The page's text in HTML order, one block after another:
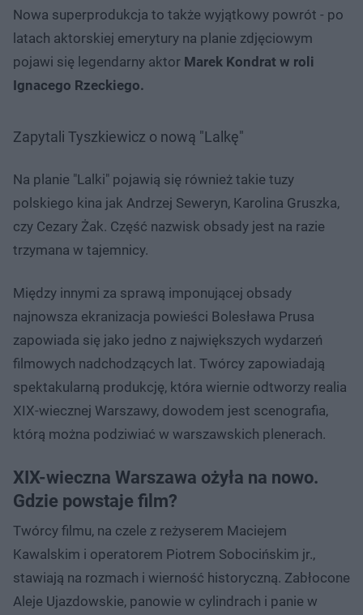
Nowa superprodukcja to także wyjątkowy powrót - po
latach aktorskiej emerytury na planie zdjęciowym
pojawi się legendarny aktor Marek Kondrat w roli
Ignacego Rzeckiego.
Zapytali Tyszkiewicz o nową "Lalkę"
Na planie "Lalki" pojawią się również takie tuzy
polskiego kina jak Andrzej Seweryn, Karolina Gruszka,
czy Cezary Żak. Część nazwisk obsady jest na razie
trzymana w tajemnicy.
Między innymi za sprawą imponującej obsady
najnowsza ekranizacja powieści Bolesława Prusa
zapowiada się jako jedno z największych wydarzeń
filmowych nadchodzących lat. Twórcy zapowiadają
spektakularną produkcję, która wiernie odtworzy realia
XIX-wiecznej Warszawy, dowodem jest scenografia,
którą można podziwiać w warszawskich plenerach.
XIX-wieczna Warszawa ożyła na nowo.
Gdzie powstaje film?
Twórcy filmu, na czele z reżyserem Maciejem
Kawalskim i operatorem Piotrem Sobocińskim jr.,
stawiają na rozmach i wierność historyczną. Zabłocone
Aleje Ujazdowskie, panowie w cylindrach i panie w